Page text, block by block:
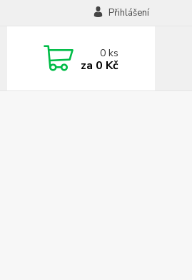
Přihlášení
0ks
za 0 Kč